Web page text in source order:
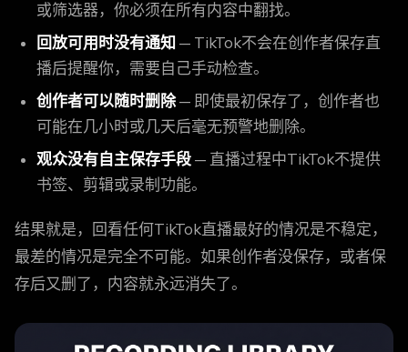
或筛选器，你必须在所有内容中翻找。
回放可用时没有通知 — TikTok不会在创作者保存直
播后提醒你，需要自己手动检查。
创作者可以随时删除— 即使最初保存了，创作者也
可能在几小时或几天后毫无预警地删除。
观众没有自主保存手段 — 直播过程中TikTok不提供
书签、剪辑或录制功能。
结果就是，回看任何TikTok直播最好的情况是不稳定，
最差的情况是完全不可能。如果创作者没保存，或者保
存后又删了，内容就永远消失了。